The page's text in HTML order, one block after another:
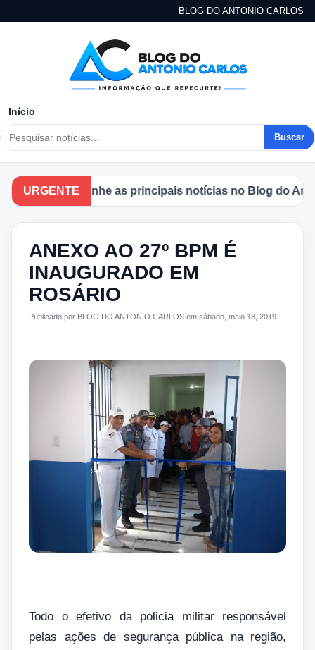
BLOG DO ANTONIO CARLOS
Início
Buscar
URGENTE
Acompanhe as principais notícias no Blog do Antonio
ANEXO AO 27º BPM É
INAUGURADO EM
ROSÁRIO
Publicado por BLOG DO ANTONIO CARLOS em sábado, maio 18, 2019
Todo o efetivo da policia militar responsável
pelas ações de segurança pública na região,